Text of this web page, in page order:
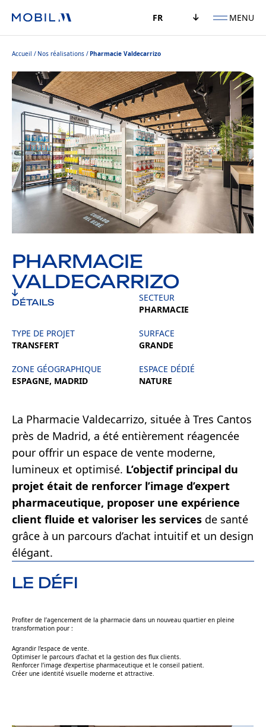
FR MENU
Accueil Nos réalisations Pharmacie Valdecarrizo
PHARMACIE
VALDECARRIZO
DÉTAILS
SECTEUR
PHARMACIE
TYPE DE PROJET
TRANSFERT
SURFACE
GRANDE
ZONE GÉOGRAPHIQUE
ESPAGNE, MADRID
ESPACE DÉDIÉ
NATURE
La Pharmacie Valdecarrizo, située à Tres Cantos
près de Madrid, a été entièrement réagencée
pour offrir un espace de vente moderne,
lumineux et optimisé. L’objectif principal du
projet était de renforcer l’image d’expert
pharmaceutique, proposer une expérience
client fluide et valoriser les services de santé
grâce à un parcours d’achat intuitif et un design
élégant.
LE DÉFI
Profiter de l’agencement de la pharmacie dans un nouveau quartier en pleine
transformation pour :
Agrandir l’espace de vente.
Optimiser le parcours d’achat et la gestion des flux clients.
Renforcer l’image d’expertise pharmaceutique et le conseil patient.
Créer une identité visuelle moderne et attractive.